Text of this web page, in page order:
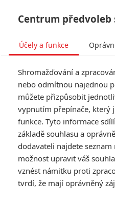
Tag:
ČLÁNKY FILMY(0) OSOBY(0)
Centrum
Účely a funkce
Shromažďování a
nebo odmítnou najednou
můžete přizpůsobit
vypnutím přepínače, který
funkce. Tyto informace
základě souhlasu a
dodavateli najdete
možnost upravit váš
vznést námitku proti
tvrdí, že mají oprávněný